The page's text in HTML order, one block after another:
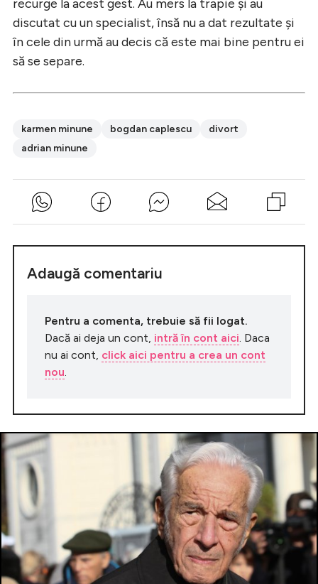
recurge la acest gest. Au mers la trapie şi au
discutat cu un specialist, însă nu a dat rezultate şi
în cele din urmă au decis că este mai bine pentru ei
să se separe.
karmen minune bogdan caplescu
divort
adrian minune
Adaugă comentariu
Pentru a comenta, trebuie să fii logat.
Dacă ai deja un cont, intră în cont aici . Daca
nu ai cont, click aici pentru a crea un cont
nou